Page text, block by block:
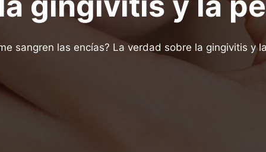
sangren las encías? La verdad sobre la gingivitis y